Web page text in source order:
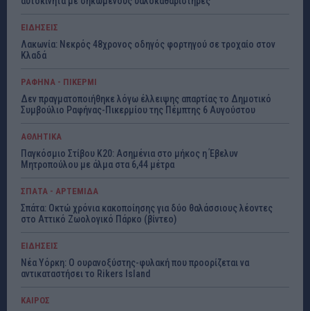
ΕΙΔΗΣΕΙΣ
Λακωνία: Νεκρός 48χρονος οδηγός φορτηγού σε τροχαίο στον
Κλαδά
ΡΑΦΗΝΑ - ΠΙΚΕΡΜΙ
Δεν πραγματοποιήθηκε λόγω έλλειψης απαρτίας το Δημοτικό
Συμβούλιο Ραφήνας-Πικερμίου της Πέμπτης 6 Αυγούστου
ΑΘΛΗΤΙΚΑ
Παγκόσμιο Στίβου Κ20: Ασημένια στο μήκος η Έβελυν
Μητροπούλου με άλμα στα 6,44 μέτρα
ΣΠΑΤΑ - ΑΡΤΕΜΙΔΑ
Σπάτα: Οκτώ χρόνια κακοποίησης για δύο θαλάσσιους λέοντες
στο Αττικό Ζωολογικό Πάρκο (βίντεο)
ΕΙΔΗΣΕΙΣ
Νέα Υόρκη: Ο ουρανοξύστης-φυλακή που προορίζεται να
αντικαταστήσει το Rikers Island
ΚΑΙΡΟΣ